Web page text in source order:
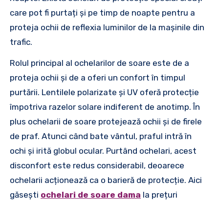
care pot fi purtați și pe timp de noapte pentru a
proteja ochii de reflexia luminilor de la mașinile din
trafic.
Rolul principal al ochelarilor de soare este de a
proteja ochii și de a oferi un confort în timpul
purtării. Lentilele polarizate și UV oferă protecție
împotriva razelor solare indiferent de anotimp. În
plus ochelarii de soare protejează ochii și de firele
de praf. Atunci când bate vântul, praful intră în
ochi și irită globul ocular. Purtând ochelari, acest
disconfort este redus considerabil, deoarece
ochelarii acționează ca o barieră de protecție. Aici
găsești ochelari de soare dama la prețuri